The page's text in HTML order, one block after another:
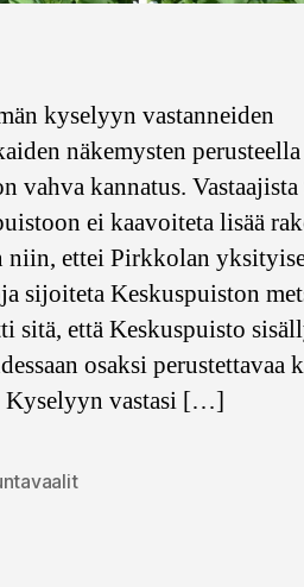
kyselyyn vastanneiden
näkemysten
vahva kannatus.
ei kaavoiteta lisää
niin, ettei Pirkkolan
sijoiteta Keskuspuiston
sitä, että Keskuspuisto
osaksi perustettavaa
Kyselyyn vastasi […]